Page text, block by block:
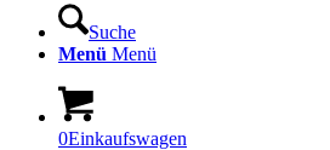
Suche
Menü Menü
0Einkaufswagen